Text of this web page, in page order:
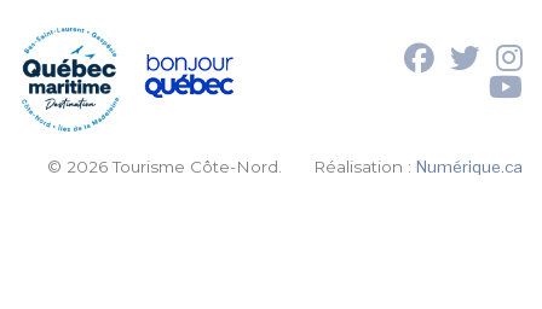
© 2026 Tourisme Côte-Nord. Réalisation :Numérique.ca